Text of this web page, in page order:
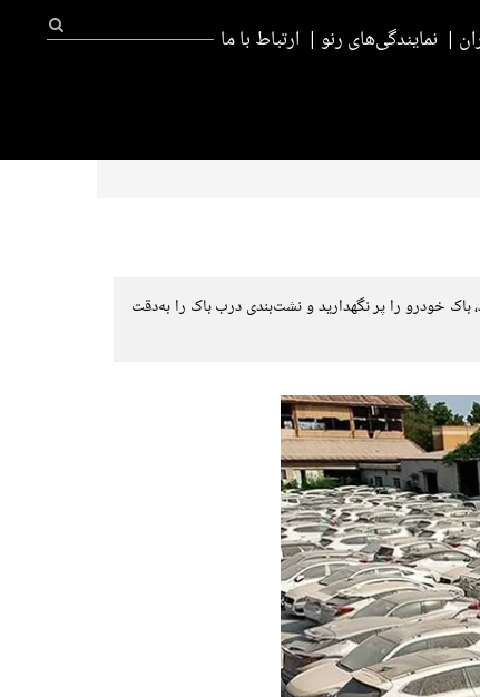
نمایندگی‌های رنو ارتباط با ما
باک خودرو را پر نگهدارید و نشت‌بندی درب باک را به‌دقت